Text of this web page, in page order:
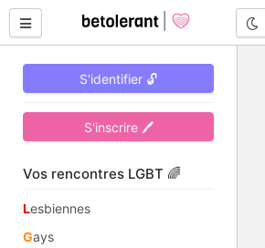
S'identifier 🔓
S'inscrire 🖊
Vos rencontres LGBT 🌈
Lesbiennes
Gays